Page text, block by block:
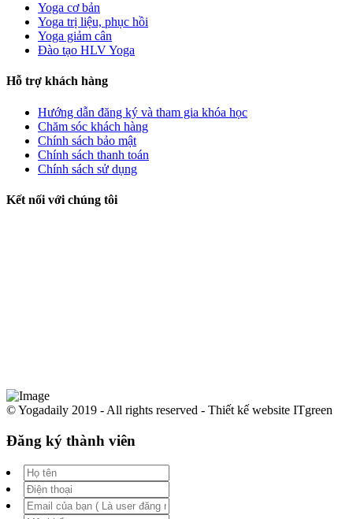
Yoga cơ bản
Yoga trị liệu, phục hồi
Yoga giảm cân
Đào tạo HLV Yoga
Hỗ trợ khách hàng
Hướng dẫn đăng ký và tham gia khóa học
Chăm sóc khách hàng
Chính sách bảo mật
Chính sách thanh toán
Chính sách sử dụng
Kết nối với chúng tôi
© Yogadaily 2019 - All rights reserved - Thiết kế website ITgreen
Đăng ký thành viên